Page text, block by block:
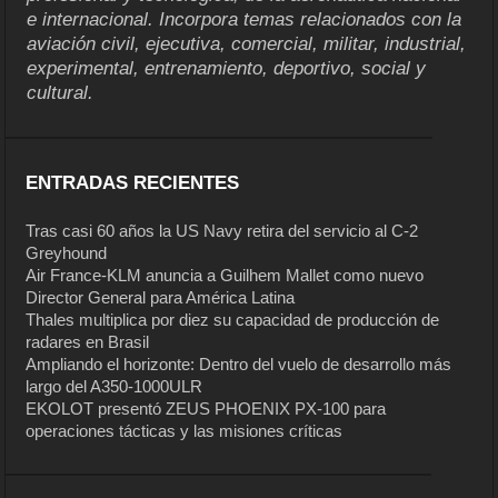
e internacional. Incorpora temas relacionados con la
aviación civil, ejecutiva, comercial, militar, industrial,
experimental, entrenamiento, deportivo, social y
cultural.
ENTRADAS RECIENTES
Tras casi 60 años la US Navy retira del servicio al C-2
Greyhound
Air France-KLM anuncia a Guilhem Mallet como nuevo
Director General para América Latina
Thales multiplica por diez su capacidad de producción de
radares en Brasil
Ampliando el horizonte: Dentro del vuelo de desarrollo más
largo del A350-1000ULR
EKOLOT presentó ZEUS PHOENIX PX-100 para
operaciones tácticas y las misiones críticas